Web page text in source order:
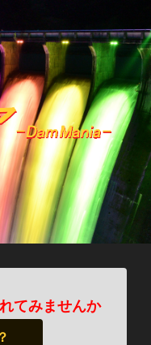
てみませんか